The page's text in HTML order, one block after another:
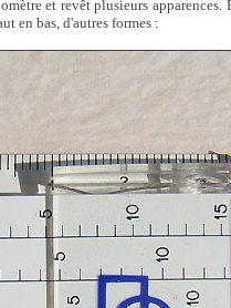
et revêt plusieurs
en bas, d'autres formes :